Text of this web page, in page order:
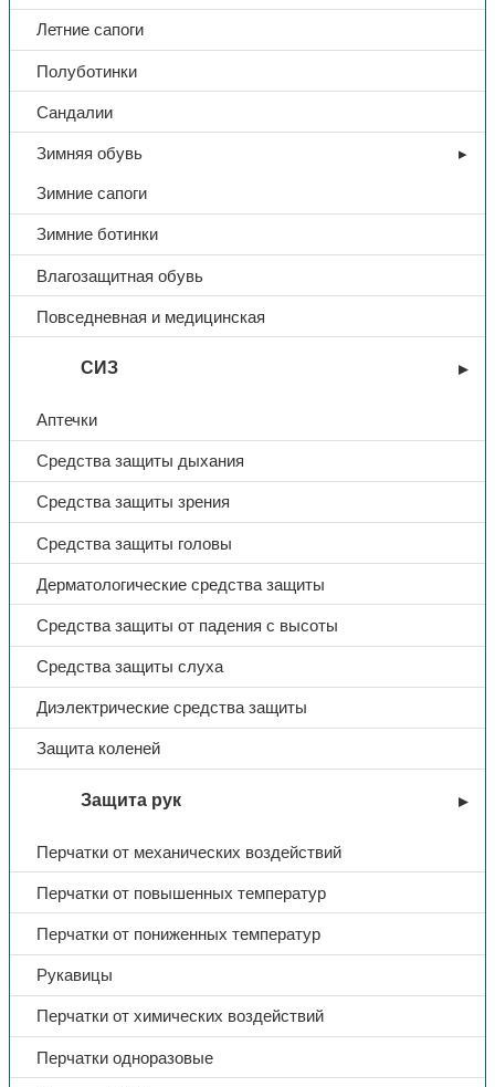
Летние сапоги
Полуботинки
Сандалии
Зимняя обувь
Зимние сапоги
Зимние ботинки
Влагозащитная обувь
Повседневная и медицинская
СИЗ
Аптечки
Средства защиты дыхания
Средства защиты зрения
Средства защиты головы
Дерматологические средства защиты
Средства защиты от падения с высоты
Средства защиты слуха
Диэлектрические средства защиты
Защита коленей
Защита рук
Перчатки от механических воздействий
Перчатки от повышенных температур
Перчатки от пониженных температур
Рукавицы
Перчатки от химических воздействий
Перчатки одноразовые
Форма выпуска порошок
Вес, кг